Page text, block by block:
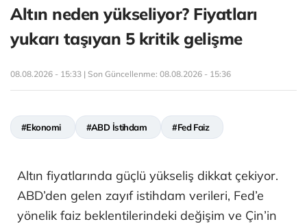
Altın neden yükseliyor? Fiyatları
yukarı taşıyan 5 kritik gelişme
08.08.2026 - 15:33 | Son Güncellenme: 08.08.2026 - 15:36
#Ekonomi #ABD İstihdam #Fed Faiz
Altın fiyatlarında güçlü yükseliş dikkat çekiyor.
ABD’den gelen zayıf istihdam verileri, Fed’e
yönelik faiz beklentilerindeki değişim ve Çin’in